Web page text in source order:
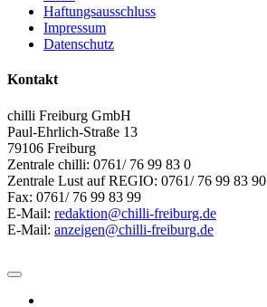
Haftungsausschluss
Impressum
Datenschutz
Kontakt
chilli Freiburg GmbH
Paul-Ehrlich-Straße 13
79106 Freiburg
Zentrale chilli: 0761/ 76 99 83 0
Zentrale Lust auf REGIO: 0761/ 76 99 83 90
Fax: 0761/ 76 99 83 99
E-Mail: redaktion@chilli-freiburg.de
E-Mail: anzeigen@chilli-freiburg.de